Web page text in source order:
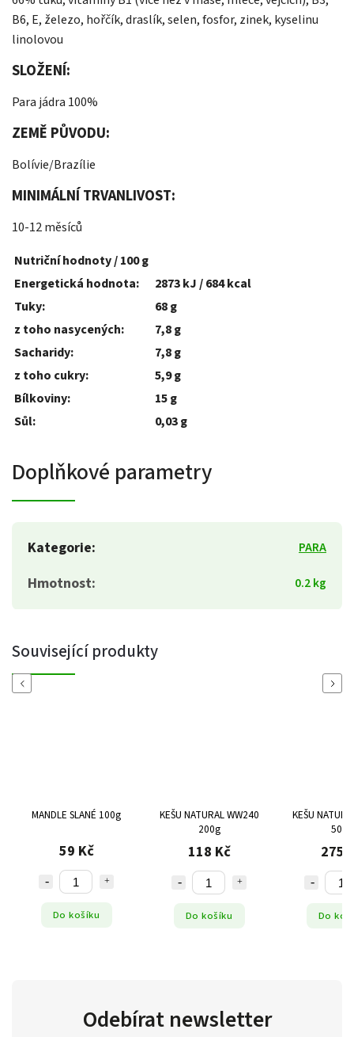
B6, E, železo, hořčík, draslík, selen, fosfor, zinek, kyselinu
linolovou
SLOŽENÍ:
Para jádra 100%
ZEMĚ PŮVODU:
Bolívie/Brazílie
MINIMÁLNÍ TRVANLIVOST:
10-12 měsíců
Nutriční hodnoty / 100 g
Energetická hodnota:
2873 kJ / 684 kcal
Tuky:
68 g
z toho nasycených:
7,8 g
Sacharidy:
7,8 g
z toho cukry:
5,9 g
Bílkoviny:
15 g
Sůl:
0,03 g
Doplňkové parametry
Kategorie: PARA
Hmotnost: 0.2 kg
Související produkty
Previous
MANDLE SLANÉ 100g
59 Kč
Do košíku
KEŠU NATURAL WW240
200g
118 Kč
Do košíku
KEŠU
500g
275
Do
Next
Odebírat newsletter